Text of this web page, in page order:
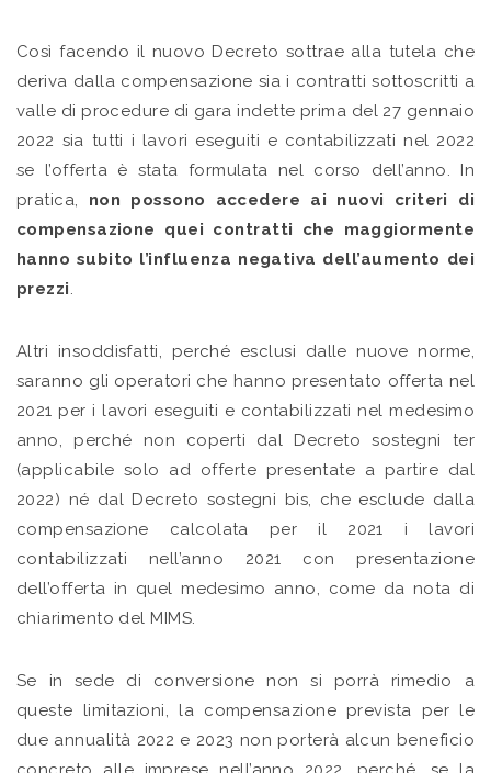
Così facendo il nuovo Decreto sottrae alla tutela che
deriva dalla compensazione sia i contratti sottoscritti a
valle di procedure di gara indette prima del 27 gennaio
2022 sia tutti i lavori eseguiti e contabilizzati nel 2022
se l’offerta è stata formulata nel corso dell’anno. In
pratica, non possono accedere ai nuovi criteri di
compensazione quei contratti che maggiormente
hanno subito l’influenza negativa dell’aumento dei
prezzi.
Altri insoddisfatti, perché esclusi dalle nuove norme,
saranno gli operatori che hanno presentato offerta nel
2021 per i lavori eseguiti e contabilizzati nel medesimo
anno, perché non coperti dal Decreto sostegni ter
(applicabile solo ad offerte presentate a partire dal
2022) né dal Decreto sostegni bis, che esclude dalla
compensazione calcolata per il 2021 i lavori
contabilizzati nell’anno 2021 con presentazione
dell’offerta in quel medesimo anno, come da nota di
chiarimento del MIMS.
Se in sede di conversione non si porrà rimedio a
queste limitazioni, la compensazione prevista per le
due annualità 2022 e 2023 non porterà alcun beneficio